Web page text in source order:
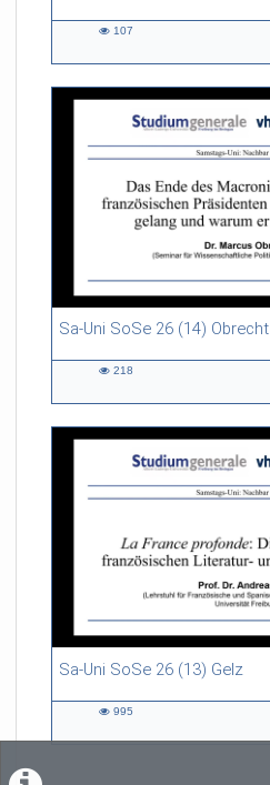
107
Sa-Uni SoSe 26 (14) Obrecht
46:53 duration
218
Sa-Uni SoSe 26 (13) Gelz
55:13 duration
995